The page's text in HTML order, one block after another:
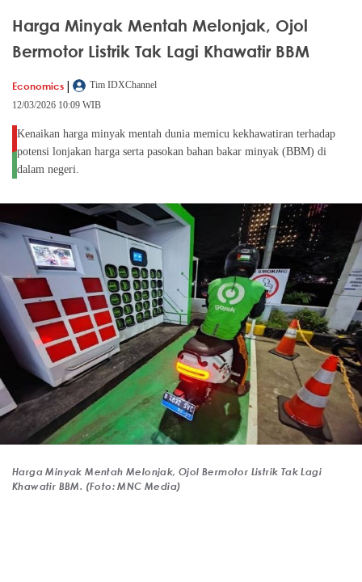
Harga Minyak Mentah Melonjak, Ojol
Bermotor Listrik Tak Lagi Khawatir BBM
Economics |
Tim IDXChannel
12/03/2026 10:09 WIB
Kenaikan harga minyak mentah dunia memicu kekhawatiran terhadap
potensi lonjakan harga serta pasokan bahan bakar minyak (BBM) di
dalam negeri.
Harga Minyak Mentah Melonjak, Ojol Bermotor Listrik Tak Lagi
Khawatir BBM. (Foto: MNC Media)